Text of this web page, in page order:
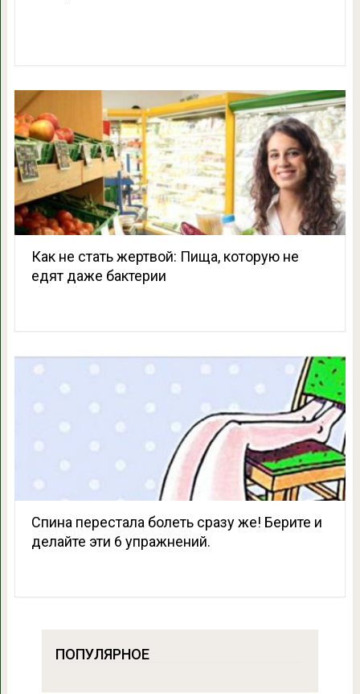
Как не стать жертвой: Пища, которую не
едят даже бактерии
Спина перестала болеть сразу же! Берите и
делайте эти 6 упражнений.
ПОПУЛЯРНОЕ